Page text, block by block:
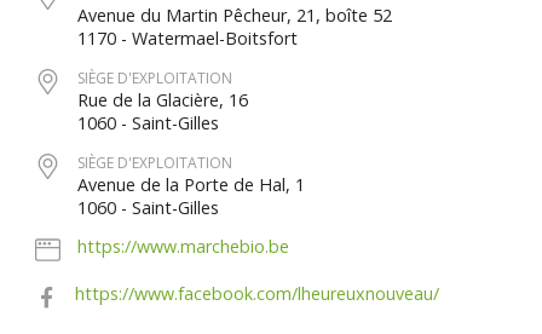
Avenue du Martin Pêcheur, 21, boîte 52
1170 - Watermael-Boitsfort
SIÈGE D'EXPLOITATION
Rue de la Glacière, 16
1060 - Saint-Gilles
SIÈGE D'EXPLOITATION
Avenue de la Porte de Hal, 1
1060 - Saint-Gilles
https://www.marchebio.be
https://www.facebook.com/lheureuxnouveau/